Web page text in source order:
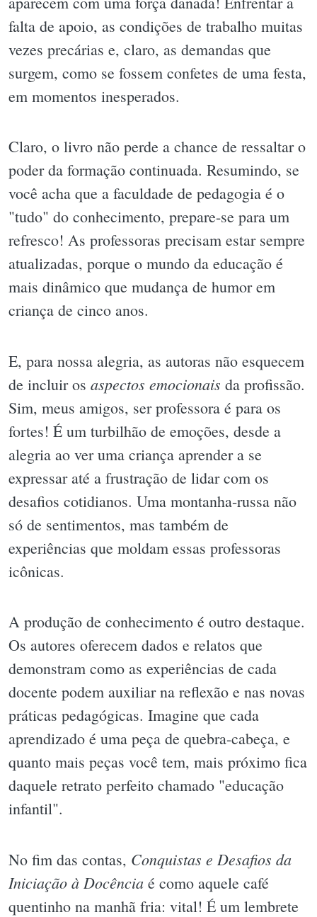
falta de apoio, as condições de trabalho muitas
vezes precárias e, claro, as demandas que
surgem, como se fossem confetes de uma festa,
em momentos inesperados.
Claro, o livro não perde a chance de ressaltar o
poder da formação continuada. Resumindo, se
você acha que a faculdade de pedagogia é o
"tudo" do conhecimento, prepare-se para um
refresco! As professoras precisam estar sempre
atualizadas, porque o mundo da educação é
mais dinâmico que mudança de humor em
criança de cinco anos.
E, para nossa alegria, as autoras não esquecem
de incluir os aspectos emocionais da profissão.
Sim, meus amigos, ser professora é para os
fortes! É um turbilhão de emoções, desde a
alegria ao ver uma criança aprender a se
expressar até a frustração de lidar com os
desafios cotidianos. Uma montanha-russa não
só de sentimentos, mas também de
experiências que moldam essas professoras
icônicas.
A produção de conhecimento é outro destaque.
Os autores oferecem dados e relatos que
demonstram como as experiências de cada
docente podem auxiliar na reflexão e nas novas
práticas pedagógicas. Imagine que cada
aprendizado é uma peça de quebra-cabeça, e
quanto mais peças você tem, mais próximo fica
daquele retrato perfeito chamado "educação
infantil".
No fim das contas, Conquistas e Desafios da
Iniciação à Docência é como aquele café
quentinho na manhã fria: vital! É um lembrete